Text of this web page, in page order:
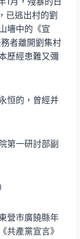
已逃出村的劉
墻中的《宣
者離開劉集村
歷經患難又彌
恒的，曾經并
第一研討部副
營市廣饒縣年
共產黨宣言》